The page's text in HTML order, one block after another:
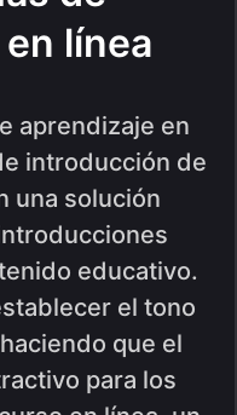
línea
aprendizaje en
introducción de
una solución
educativo.
el tono
que el
para los